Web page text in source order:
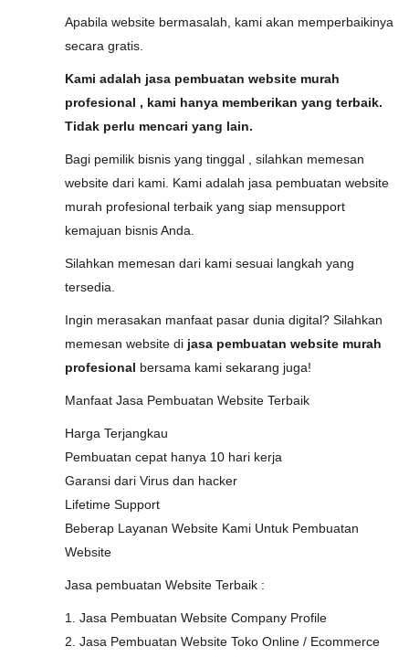
Apabila website bermasalah, kami akan memperbaikinya
secara gratis.
Kami adalah jasa pembuatan website murah
profesional , kami hanya memberikan yang terbaik.
Tidak perlu mencari yang lain.
Bagi pemilik bisnis yang tinggal , silahkan memesan
website dari kami. Kami adalah jasa pembuatan website
murah profesional terbaik yang siap mensupport
kemajuan bisnis Anda.
Silahkan memesan dari kami sesuai langkah yang
tersedia.
Ingin merasakan manfaat pasar dunia digital? Silahkan
memesan website di jasa pembuatan website murah
profesional bersama kami sekarang juga!
Manfaat Jasa Pembuatan Website Terbaik
Harga Terjangkau
Pembuatan cepat hanya 10 hari kerja
Garansi dari Virus dan hacker
Lifetime Support
Beberap Layanan Website Kami Untuk Pembuatan
Website
Jasa pembuatan Website Terbaik :
1. Jasa Pembuatan Website Company Profile
2. Jasa Pembuatan Website Toko Online / Ecommerce